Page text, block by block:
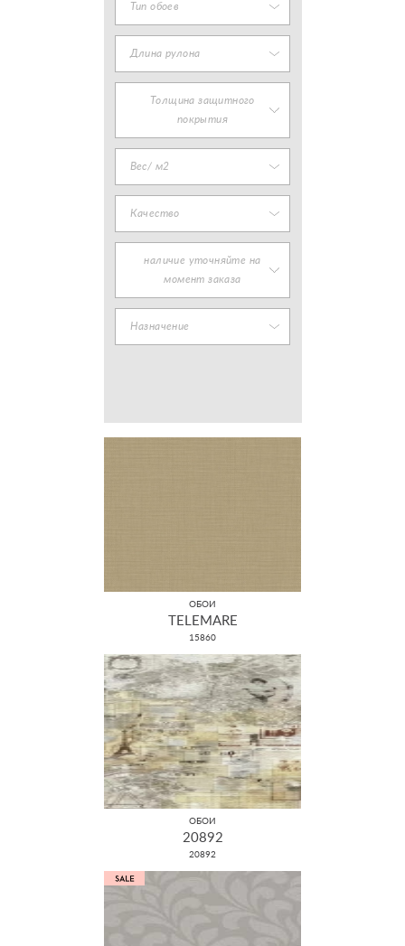
Тип обоев
Длина рулона
Толщина защитного
покрытия
Вес/ м2
Качество
наличие уточняйте на
момент заказа
Назначение
ОБОИ
TELEMARE
15860
ОБОИ
20892
20892